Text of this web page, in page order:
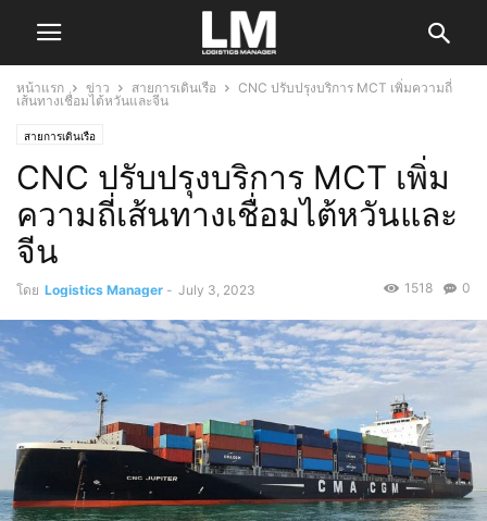
หน้าแรก ข่าว สายการเดินเรือ
CNC ปรับปรุงบริการ MCT เพิ่มความถี่
เส้นทางเชื่อมไต้หวันและจีน
สายการเดินเรือ
CNC ปรับปรุงบริการ MCT เพิ่ม
ความถี่เส้นทางเชื่อมไต้หวันและ
จีน
โดย Logistics Manager - July 3, 2023 0
1518